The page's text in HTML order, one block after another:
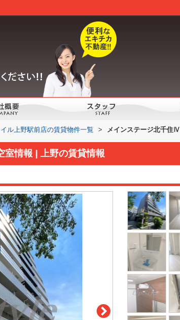
ル上野駅前店の賃貸物件一覧 > メインステージ北千住Ⅳ
情報 | 上野の賃貸情報